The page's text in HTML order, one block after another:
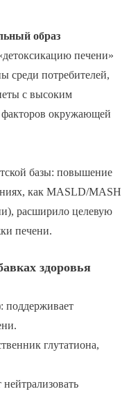
образ
печени»
среди потребителей,
с высоким
окружающей
базы: повышение
как MASLD/MASH
расширило целевую
печени.
здоровья
поддерживает
глутатиона,